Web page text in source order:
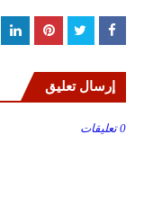
إرسال تعليق
0 تعليقات